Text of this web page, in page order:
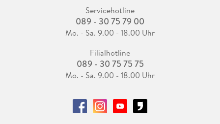
Servicehotline
089 - 30 75 79 00
Mo. - Sa. 9.00 - 18.00 Uhr
Filialhotline
089 - 30 75 75 75
Mo. - Sa. 9.00 - 18.00 Uhr